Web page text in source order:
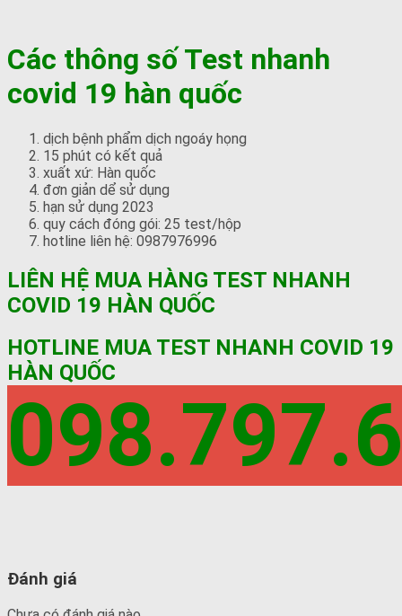
Các thông số Test nhanh
covid 19 hàn quốc
dịch bệnh phẩm dịch ngoáy họng
15 phút có kết quả
xuất xứ: Hàn quốc
đơn giản dể sử dụng
hạn sử dụng 2023
quy cách đóng gói: 25 test/hộp
hotline liên hệ: 0987976996
LIÊN HỆ MUA HÀNG TEST NHANH
COVID 19 HÀN QUỐC
HOTLINE MUA TEST NHANH COVID 19
HÀN QUỐC
Đánh giá